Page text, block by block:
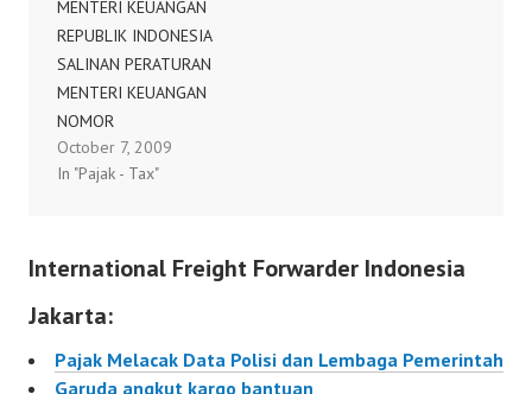
MENTERI KEUANGAN
REPUBLIK INDONESIA
SALINAN PERATURAN
MENTERI KEUANGAN
NOMOR
45/PMK.03/2008
TENTANG PEDOMAN
MASUKAN BAGI
PAJAK YANG
BERDASARKAN
UNDANG-UNDANG
October 7, 2009
In "Pajak - Tax"
International Freight Forwarder Indonesia
Jakarta:
Pajak Melacak Data Polisi dan Lembaga Pemerintah
Garuda angkut kargo bantuan